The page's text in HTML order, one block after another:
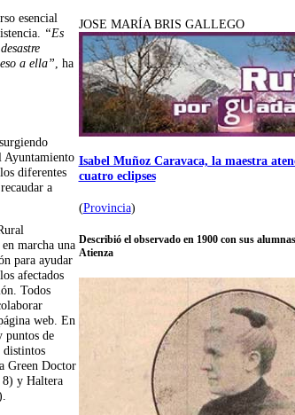
esencial
“Es
a ella” , ha
Ayuntamiento
diferentes
a
marcha una
para ayudar
afectados
Todos
web. En
puntos de
distintos
Green Doctor
8) y Haltera
JOSE MARÍA BRIS GALLEGO
Isabel Muñoz Caravaca, la maestra
cuatro eclipses
(Provincia)
Describió el observado en 1900 con sus
Atienza